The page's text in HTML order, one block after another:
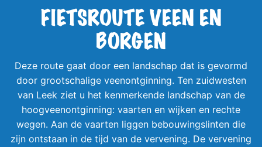
FIETSROUTE VEEN EN
BORGEN
Deze route gaat door een landschap dat is gevormd
door grootschalige veenontginning. Ten zuidwesten
van Leek ziet u het kenmerkende landschap van de
hoogveenontginning: vaarten en wijken en rechte
wegen. Aan de vaarten liggen bebouwingslinten die
zijn ontstaan in de tijd van de vervening. De vervening